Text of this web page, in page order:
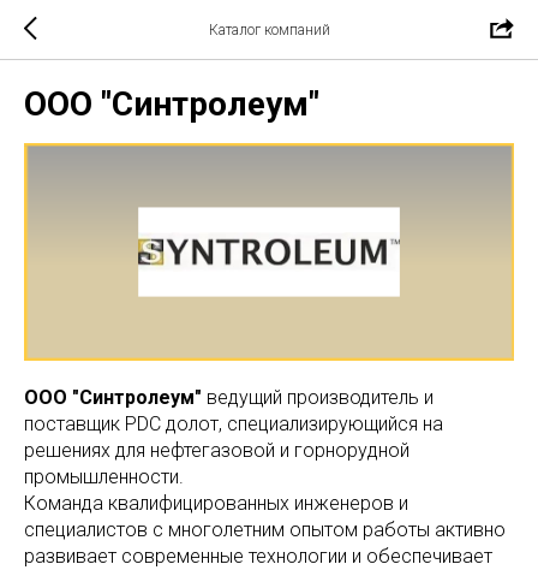
Каталог компаний
ООО "Синтролеум"
ООО "Синтролеум" ведущий производитель и
поставщик PDC долот, специализирующийся на
решениях для нефтегазовой и горнорудной
промышленности.
Команда квалифицированных инженеров и
специалистов с многолетним опытом работы активно
развивает современные технологии и обеспечивает